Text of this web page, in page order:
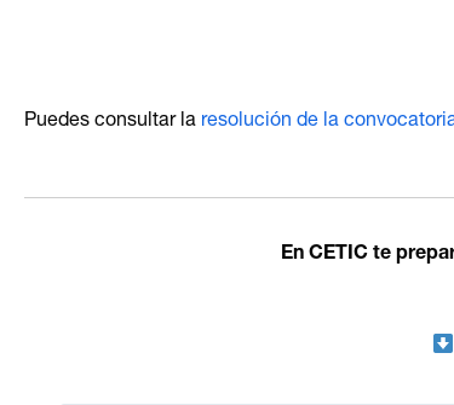
Puedes consultar la resolución de la
En CETIC te